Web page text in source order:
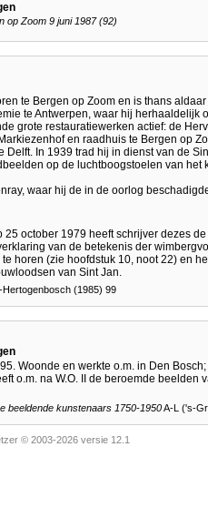
op Zoom 9 juni 1987 (92)
te Bergen op Zoom en is thans
te Antwerpen, waar hij herhaaldelijk
grote restauratiewerken actief: de
en raadhuis te Bergen op
Delft. In 1939 trad hij in dienst van de
op de luchtboogstoelen van het
waar hij de in de oorlog
25 october 1979 heeft schrijver dezes
van de betekenis der
horen (zie hoofdstuk 10, noot 22) en
van Sint Jan.
(1985) 99
Woonde en werkte o.m. in Den
o.m. na W.O. II de beroemde beelden
beeldende kunstenaars 1750-1950A-L ('s-
© 2003-2026 versie 12.1